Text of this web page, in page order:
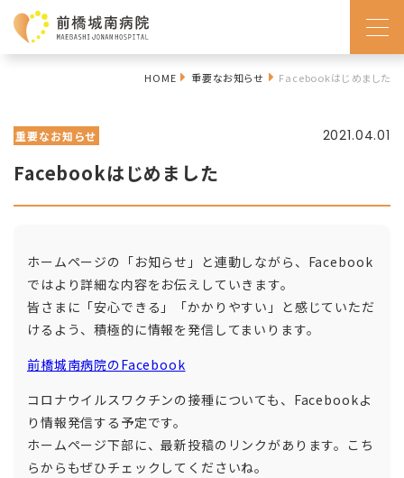
HOME 重要なお知らせ Facebookはじめました
重要なお知らせ 2021.04.01
Facebookはじめました
ホームページの「お知らせ」と連動しながら、Facebook
ではより詳細な内容をお伝えしていきます。
皆さまに「安心できる」「かかりやすい」と感じていただ
けるよう、積極的に情報を発信してまいります。
前橋城南病院のFacebook
コロナウイルスワクチンの接種についても、Facebookよ
り情報発信する予定です。
ホームページ下部に、最新投稿のリンクがあります。こち
らからもぜひチェックしてくださいね。